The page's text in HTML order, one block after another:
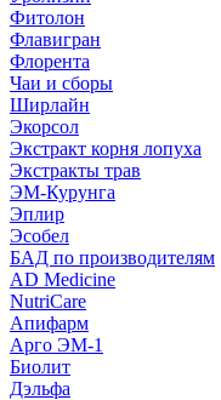
Фитолон
Флавигран
Флорента
Чаи и сборы
Ширлайн
Экорсол
Экстракт корня лопуха
Экстракты трав
ЭМ-Курунга
Эплир
Эсобел
БАД по производителям
AD Medicine
NutriCare
Апифарм
Арго ЭМ-1
Биолит
Дэльфа